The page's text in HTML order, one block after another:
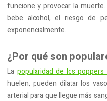
funcione y provocar la
bebe alcohol, el riesgo de
exponencialmente.
¿Por qué son
La popularidad de los
huelen, pueden dilatar los
arterial para que llegue más